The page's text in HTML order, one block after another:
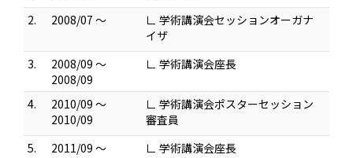
2.
2008/07 ～
∟ 学術講演会セッションオーガナ
イザ
3.
2008/09 ～
2008/09
∟ 学術講演会座長
4.
2010/09 ～
2010/09
∟ 学術講演会ポスターセッション
審査員
5.
2011/09 ～
∟ 学術講演会座長